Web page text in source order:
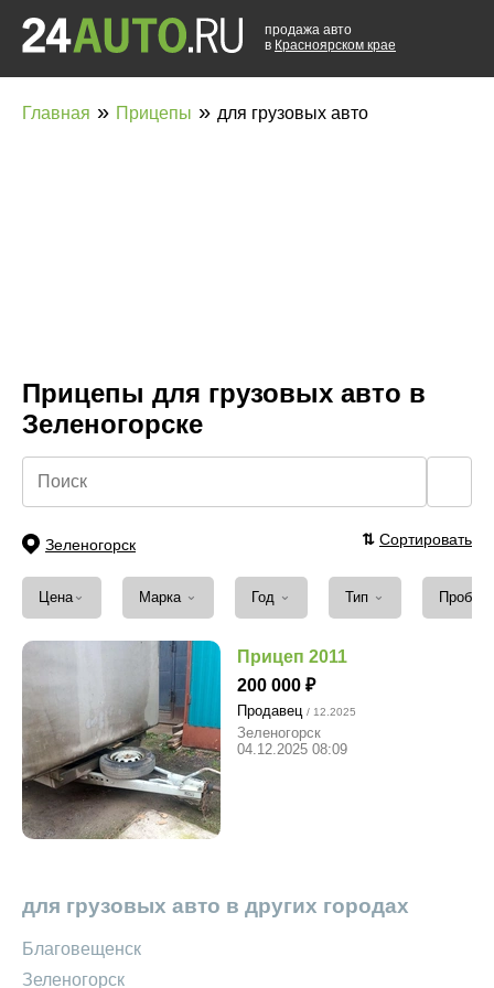
продажа авто
в Красноярском крае
Главная » Прицепы » для грузовых авто
Прицепы для грузовых авто в
Зеленогорске
Зеленогорск ⇅ Сортировать
Цена ⌄ Марка ⌄ Год ⌄ Тип ⌄ Пробег
Прицеп 2011
200 000
Продавец / 12.2025
Зеленогорск
04.12.2025 08:09
для грузовых авто в других городах
Благовещенск
Зеленогорск